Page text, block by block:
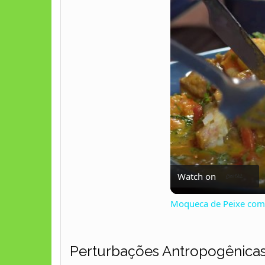
Watch on
Moqueca de Peixe
Perturbações